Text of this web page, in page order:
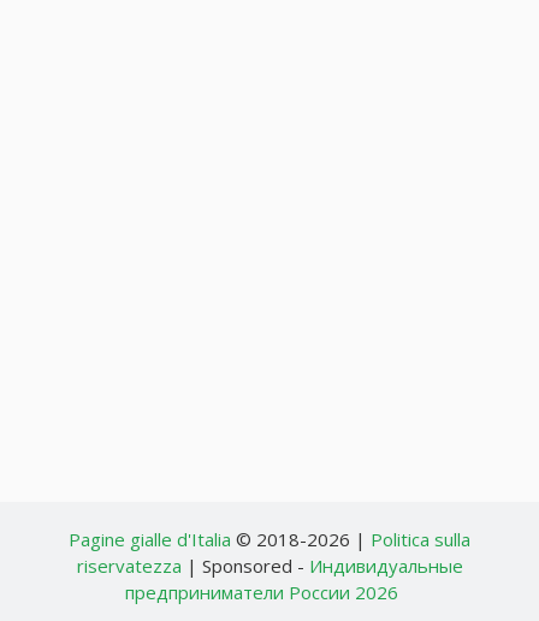
Pagine gialle d'Italia © 2018-2026 | Politica sulla
riservatezza | Sponsored - Индивидуальные
предприниматели России 2026